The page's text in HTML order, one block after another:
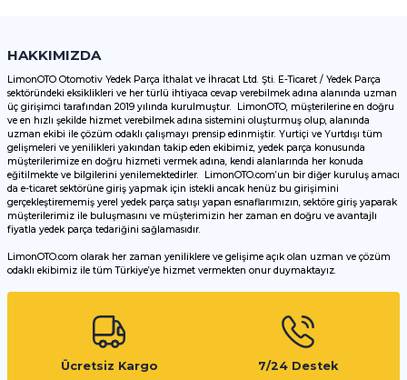
Görüş ve önerileriniz için teşekkür ederiz.
Ürün resmi kalitesiz, bozuk veya görüntülenemiyor.
Ürün açıklamasında eksik bilgiler bulunuyor.
Ürün bilgilerinde hatalar bulunuyor.
Ürün fiyatı diğer sitelerden daha pahalı.
Bu ürüne benzer farklı alternatifler olmalı.
HAKKIMIZDA
LimonOTO Otomotiv Yedek Parça İthalat ve İhracat Ltd. Şti. E-Ticaret / Yedek Parça
sektöründeki eksiklikleri ve her türlü ihtiyaca cevap verebilmek adına alanında uzman
üç girişimci tarafından 2019 yılında kurulmuştur. LimonOTO, müşterilerine en doğru
ve en hızlı şekilde hizmet verebilmek adına sistemini oluşturmuş olup, alanında
uzman ekibi ile çözüm odaklı çalışmayı prensip edinmiştir. Yurtiçi ve Yurtdışı tüm
gelişmeleri ve yenilikleri yakından takip eden ekibimiz, yedek parça konusunda
müşterilerimize en doğru hizmeti vermek adına, kendi alanlarında her konuda
eğitilmekte ve bilgilerini yenilemektedirler. LimonOTO.com’un bir diğer kuruluş amacı
da e-ticaret sektörüne giriş yapmak için istekli ancak henüz bu girişimini
gerçekleştirememiş yerel yedek parça satışı yapan esnaflarımızın, sektöre giriş yaparak
müşterilerimiz ile buluşmasını ve müşterimizin her zaman en doğru ve avantajlı
fiyatla yedek parça tedariğini sağlamasıdır.
LimonOTO.com olarak her zaman yeniliklere ve gelişime açık olan uzman ve çözüm
odaklı ekibimiz ile tüm Türkiye’ye hizmet vermekten onur duymaktayız.
Ücretsiz Kargo
7/24 Destek